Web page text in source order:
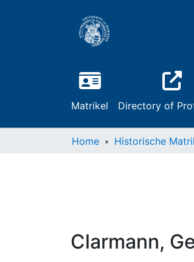
Matrikel Directory of
Home Historische
Clarmann,